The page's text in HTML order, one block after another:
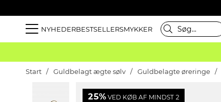
NYHEDERBESTSELLERSMYKKER
Start Guldbelagt ægte sølv Guldbelagte øreringe
25% VED KØB AF MINDST 2